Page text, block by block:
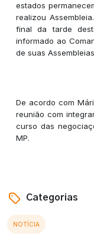
estados
realizou
final da tarde
informado ao
de suas
De acordo com
reunião com
curso das
MP.
Categorias
NOTÍCIA